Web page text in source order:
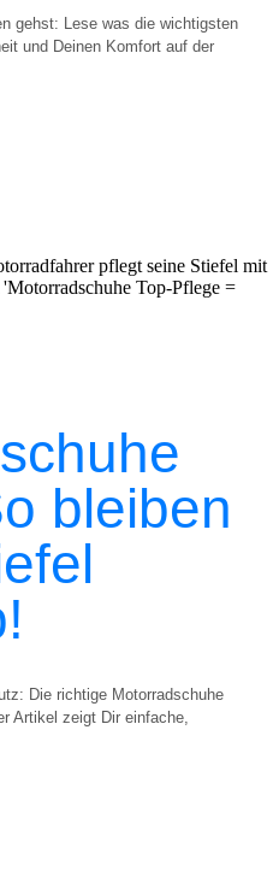
gehst: Lese was die wichtigsten
und Deinen Komfort auf der
bleiben
Die richtige Motorradschuhe
Artikel zeigt Dir einfache,